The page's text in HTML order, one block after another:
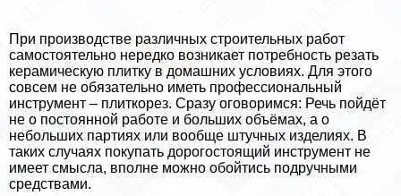
При производстве различных строительных работ
самостоятельно нередко возникает потребность резать
керамическую плитку в домашних условиях. Для этого
совсем не обязательно иметь профессиональный
инструмент – плиткорез. Сразу оговоримся: Речь пойдёт
не о постоянной работе и больших объёмах, а о
небольших партиях или вообще штучных изделиях. В
таких случаях покупать дорогостоящий инструмент не
имеет смысла, вполне можно обойтись подручными
средствами.